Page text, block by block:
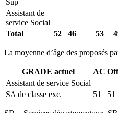
Assistant de
service Social
Total
52 46 53
La moyenne d’âge des proposés
GRADE actuel AC
Assistant de service Social
SA de classe exc.
51 51